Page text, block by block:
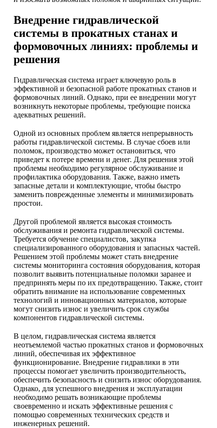
Внедрение гидравлической
системы в прокатных станах и
формовочных линиях: проблемы и
решения
Гидравлическая система играет ключевую роль в
эффективной и безопасной работе прокатных станов и
формовочных линий. Однако, при ее внедрении могут
возникнуть некоторые проблемы, требующие поиска
адекватных решений.
Одной из основных проблем является непрерывность
работы гидравлической системы. В случае сбоев или
поломок, производство может остановиться, что
приведет к потере времени и денег. Для решения этой
проблемы необходимо регулярное обслуживание и
профилактика оборудования. Также, важно иметь
запасные детали и комплектующие, чтобы быстро
заменить поврежденные элементы и минимизировать
простои.
Другой проблемой является высокая стоимость
обслуживания и ремонта гидравлической системы.
Требуется обучение специалистов, закупка
специализированного оборудования и запасных частей.
Решением этой проблемы может стать внедрение
системы мониторинга состояния оборудования, которая
позволит выявить потенциальные поломки заранее и
предпринять меры по их предотвращению. Также, стоит
обратить внимание на использование современных
технологий и инновационных материалов, которые
могут снизить износ и увеличить срок службы
компонентов гидравлической системы.
В целом, гидравлическая система является
неотъемлемой частью прокатных станов и формовочных
линий, обеспечивая их эффективное
функционирование. Внедрение гидравлики в эти
процессы помогает увеличить производительность,
обеспечить безопасность и снизить износ оборудования.
Однако, для успешного внедрения и эксплуатации
необходимо решать возникающие проблемы
своевременно и искать эффективные решения с
помощью современных технических средств и
инженерных решений.